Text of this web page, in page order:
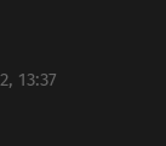
13:37